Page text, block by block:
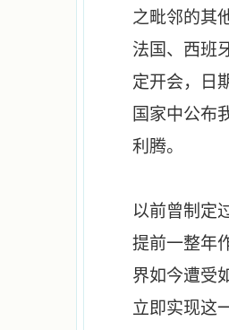
之毗邻的其
法国、西班
定开会，日
国家中公布
利腾。
以前曾制定
提前一整年
界如今遭受
立即实现这